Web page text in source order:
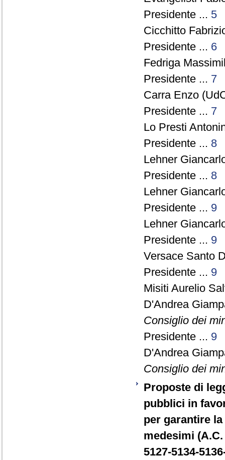
Presidente ... 5
Cicchitto
Presidente ... 6
Fedriga
Presidente ... 7
Carra Enzo
Presidente ... 7
Lo Presti
Presidente ... 8
Lehner
Presidente ... 8
Lehner
Presidente ... 9
Lehner
Presidente ... 9
Versace Santo
Presidente ... 9
Misiti Aurelio
D'Andrea
Consiglio dei
Presidente ... 9
D'Andrea
Consiglio dei
Proposte di
pubblici in
per garantire
medesimi (A.C.
5127-5134-